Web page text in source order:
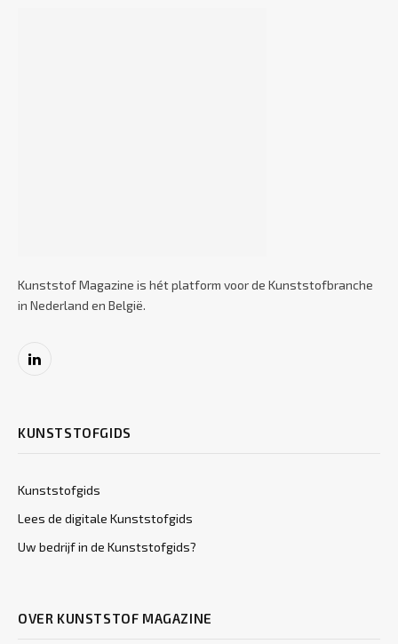
Kunststof Magazine is hét platform voor de Kunststofbranche
in Nederland en België.
LinkedIn
KUNSTSTOFGIDS
Kunststofgids
Lees de digitale Kunststofgids
Uw bedrijf in de Kunststofgids?
OVER KUNSTSTOF MAGAZINE